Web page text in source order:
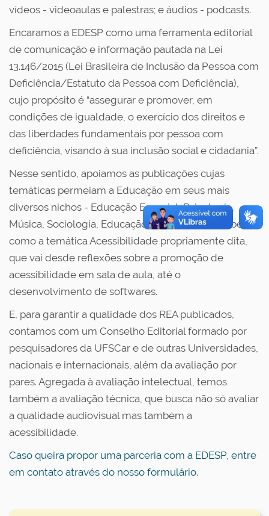
vídeos - videoaulas e palestras; e áudios - podcasts.
Encaramos a EDESP como uma ferramenta editorial
de comunicação e informação pautada na Lei
13.146/2015 (Lei Brasileira de Inclusão da Pessoa com
Deficiência/Estatuto da Pessoa com Deficiência),
cujo propósito é “assegurar e promover, em
condições de igualdade, o exercício dos direitos e
das liberdades fundamentais por pessoa com
deficiência, visando à sua inclusão social e cidadania”.
Nesse sentido, apoiamos as publicações cujas
temáticas permeiam a Educação em seus mais
diversos nichos - Educação Especial, Psicologia,
Música, Sociologia, Educação a Distância etc. -, bem
como a temática Acessibilidade propriamente dita,
que vai desde reflexões sobre a promoção de
acessibilidade em sala de aula, até o
desenvolvimento de softwares.
E, para garantir a qualidade dos REA publicados,
contamos com um Conselho Editorial formado por
pesquisadores da UFSCar e de outras Universidades,
nacionais e internacionais, além da avaliação por
pares. Agregada à avaliação intelectual, temos
também a avaliação técnica, que busca não só avaliar
a qualidade audiovisual mas também a
acessibilidade.
Caso queira propor uma parceria com a EDESP, entre
em contato através do nosso formulário.